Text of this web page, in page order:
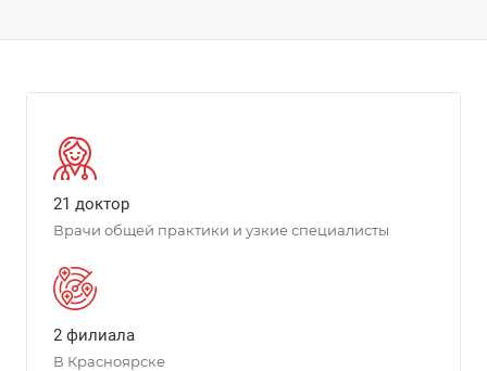
21 доктор
Врачи общей практики и узкие специалисты
2 филиала
В Красноярске